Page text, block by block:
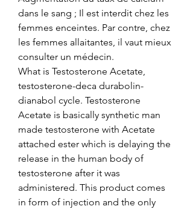
dans le sang ; Il est interdit chez les
femmes enceintes. Par contre, chez
les femmes allaitantes, il vaut mieux
consulter un médecin.
What is Testosterone Acetate,
testosterone-deca durabolin-
dianabol cycle. Testosterone
Acetate is basically synthetic man
made testosterone with Acetate
attached ester which is delaying the
release in the human body of
testosterone after it was
administered. This product comes
in form of injection and the only